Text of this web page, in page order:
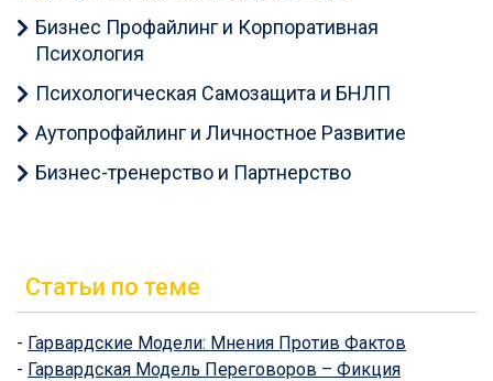
Бизнес Профайлинг и Корпоративная
Психология
Психологическая Самозащита и БНЛП
Аутопрофайлинг и Личностное Развитие
Бизнес-тренерство и Партнерство
Статьи по теме
- Гарвардские Модели: Мнения Против Фактов
- Гарвардская Модель Переговоров – Фикция